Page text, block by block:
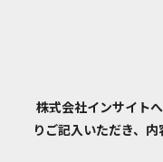
株式会社インサイト
りご記入いただき、